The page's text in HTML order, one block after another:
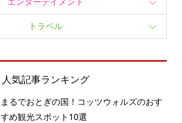
トラベル
人気記事ランキング
まるでおとぎの国！コッツウォルズのおす
すめ観光スポット10選